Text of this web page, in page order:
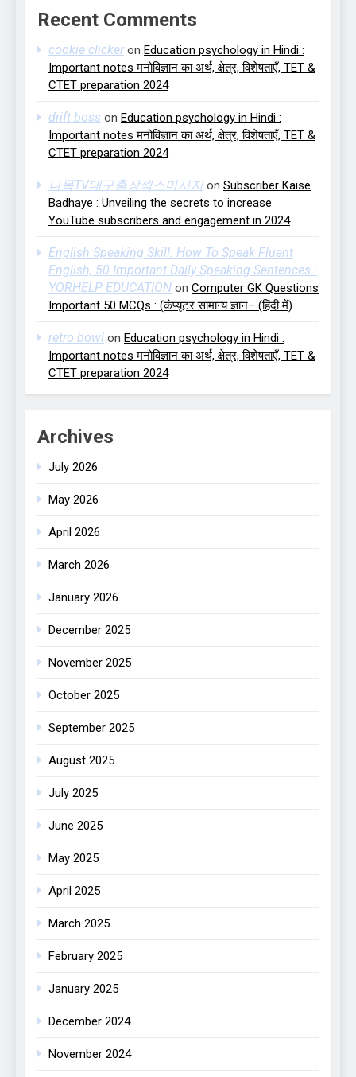
Recent Comments
cookie clickeron Education psychology in Hindi :
Important notes मनोविज्ञान का अर्थ, क्षेत्र, विशेषताएँ, TET &
CTET preparation 2024
drift boss on Education psychology in Hindi :
Important notes मनोविज्ञान का अर्थ, क्षेत्र, विशेषताएँ, TET &
CTET preparation 2024
나목TV대구출장섹스마사지 on Subscriber Kaise
Badhaye : Unveiling the secrets to increase
YouTube subscribers and engagement in 2024
English Speaking Skill: How To Speak Fluent
English, 50 Important Daily Speaking Sentences -
YORHELP EDUCATION on Computer GK Questions
Important 50 MCQs : (कंप्यूटर सामान्य ज्ञान– (हिंदी में)
retro bowl on Education psychology in Hindi :
Important notes मनोविज्ञान का अर्थ, क्षेत्र, विशेषताएँ, TET &
CTET preparation 2024
Archives
July 2026
May 2026
April 2026
March 2026
January 2026
December 2025
November 2025
October 2025
September 2025
August 2025
July 2025
June 2025
May 2025
April 2025
March 2025
February 2025
January 2025
December 2024
November 2024